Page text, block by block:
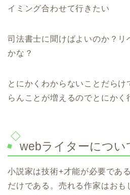
イミング合わせて行きたい
司法書士に聞けばよいのか？リ
かな？
とにかくわからないことだらけ
らんことが増えるのでとにかく
webライターについ
小説家は技術+才能が必要であ
だけである。売れる作家はおも